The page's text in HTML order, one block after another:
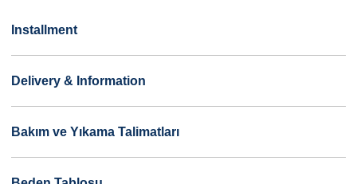
Installment
Delivery & Information
Bakım ve Yıkama Talimatları